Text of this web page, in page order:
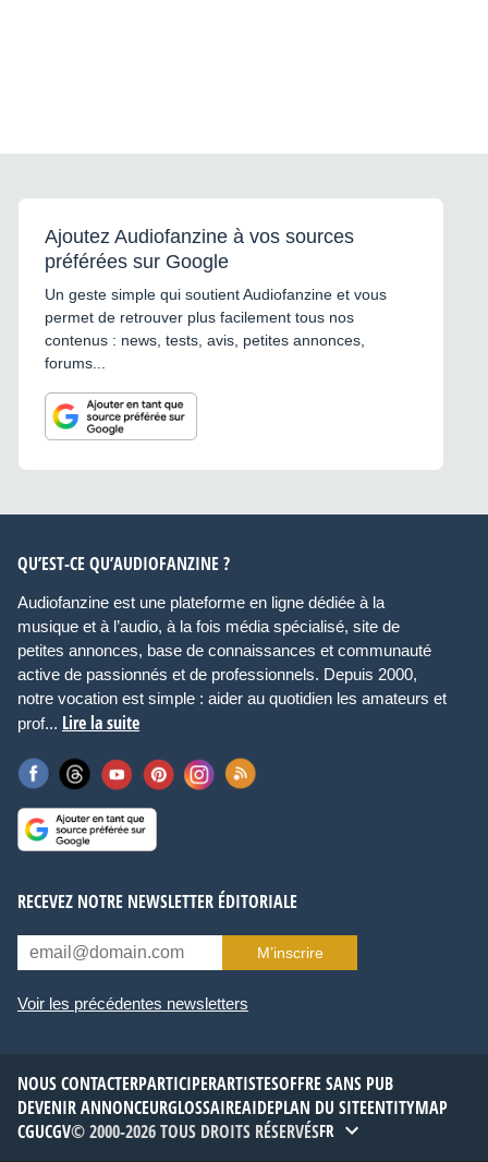
Ajoutez Audiofanzine à vos sources
préférées sur Google
Un geste simple qui soutient Audiofanzine et vous
permet de retrouver plus facilement tous nos
contenus : news, tests, avis, petites annonces,
forums...
QU’EST-CE QU’AUDIOFANZINE ?
Audiofanzine est une plateforme en ligne dédiée à la
musique et à l’audio, à la fois média spécialisé, site de
petites annonces, base de connaissances et communauté
active de passionnés et de professionnels. Depuis 2000,
notre vocation est simple : aider au quotidien les amateurs et
prof... Lire la suite
RECEVEZ NOTRE NEWSLETTER ÉDITORIALE
M’inscrire
Voir les précédentes newsletters
NOUS CONTACTERPARTICIPERARTISTESOFFRE SANS PUB
DEVENIR ANNONCEURGLOSSAIREAIDEPLAN DU SITEENTITYMAP
CGUCGV© 2000-2026 TOUS DROITS RÉSERVÉSFR